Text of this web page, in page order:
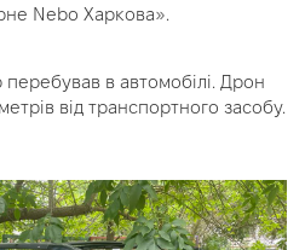
Nebo Харкова».
в автомобілі. Дрон
від транспортного засобу.